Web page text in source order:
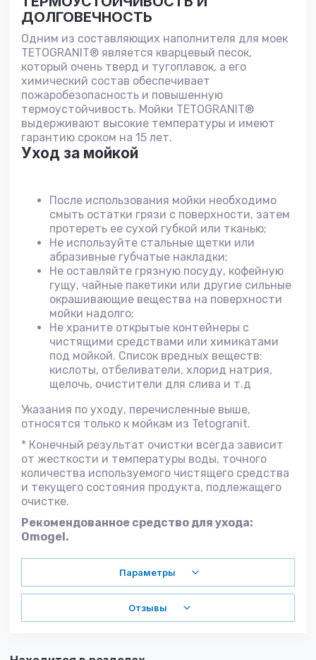
ДОЛГОВЕЧНОСТЬ
Одним из составляющих наполнителя для моек
TETOGRANIT® является кварцевый песок,
который очень тверд и тугоплавок, а его
химический состав обеспечивает
пожаробезопасность и повышенную
термоустойчивость. Мойки TETOGRANIT®
выдерживают высокие температуры и имеют
гарантию сроком на 15 лет.
Уход за мойкой
После использования мойки необходимо
смыть остатки грязи с поверхности, затем
протереть ее сухой губкой или тканью;
Не используйте стальные щетки или
абразивные губчатые накладки;
Не оставляйте грязную посуду, кофейную
гущу, чайные пакетики или другие сильные
окрашивающие вещества на поверхности
мойки надолго;
Не храните открытые контейнеры с
чистящими средствами или химикатами
под мойкой. Список вредных веществ:
кислоты, отбеливатели, хлорид натрия,
щелочь, очистители для слива и т.д
Указания по уходу, перечисленные выше,
относятся только к мойкам из Tetogranit.
* Конечный результат очистки всегда зависит
от жесткости и температуры воды, точного
количества используемого чистящего средства
и текущего состояния продукта, подлежащего
очистке.
Рекомендованное средство для ухода:
Omogel.
Параметры
Отзывы